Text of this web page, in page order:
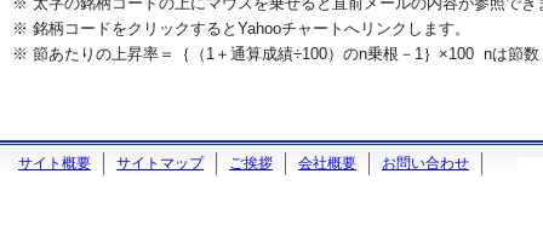
※ 銘柄コードをクリックするとYahooチャートへリンクします。
※ 節あたりの上昇率＝｛（1＋通算成績÷100）のn乗根－1｝×100 nは節数
サイト概要 サイトマップ ご挨拶 会社概要 お問い合わせ